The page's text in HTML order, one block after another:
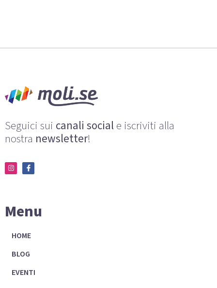
Seguici sui canali social e iscriviti alla
nostra newsletter!
Menu
HOME
BLOG
EVENTI